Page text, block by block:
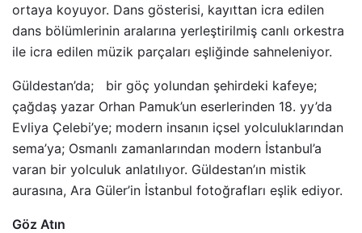
ortaya koyuyor. Dans gösterisi, kayıttan icra edilen
dans bölümlerinin aralarına yerleştirilmiş canlı orkestra
ile icra edilen müzik parçaları eşliğinde sahneleniyor.
Güldestan’da; bir göç yolundan şehirdeki kafeye;
çağdaş yazar Orhan Pamuk’un eserlerinden 18. yy’da
Evliya Çelebi’ye; modern insanın içsel yolculuklarından
sema’ya; Osmanlı zamanlarından modern İstanbul’a
varan bir yolculuk anlatılıyor. Güldestan’ın mistik
aurasına, Ara Güler’in İstanbul fotoğrafları eşlik ediyor.
Göz Atın